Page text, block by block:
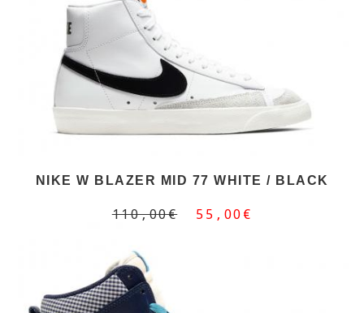
NIKE W BLAZER MID 77 WHITE / BLACK
110,00€ 55,00€